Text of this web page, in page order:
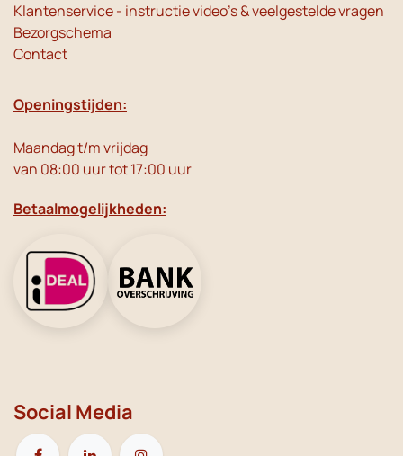
Klantenservice - instructie video's & veelgestelde vragen
Bezorgschema
Contact
Openingstijden:
Maandag t/m vrijdag
van 08:00 uur tot 17:00 uur
Betaalmogelijkheden:
Social Media